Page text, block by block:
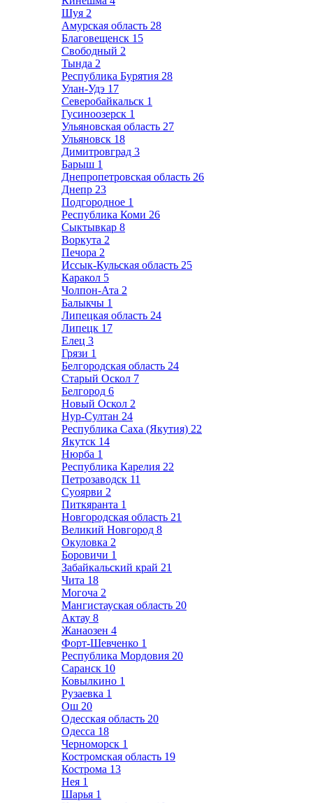
Шуя 2
Амурская область 28
Благовещенск 15
Свободный 2
Тында 2
Республика Бурятия 28
Улан-Удэ 17
Северобайкальск 1
Гусиноозерск 1
Ульяновская область 27
Ульяновск 18
Димитровград 3
Барыш 1
Днепропетровская область 26
Днепр 23
Подгородное 1
Республика Коми 26
Сыктывкар 8
Воркута 2
Печора 2
Иссык-Кульская область 25
Каракол 5
Чолпон-Ата 2
Балыкчы 1
Липецкая область 24
Липецк 17
Елец 3
Грязи 1
Белгородская область 24
Старый Оскол 7
Белгород 6
Новый Оскол 2
Нур-Султан 24
Республика Саха (Якутия) 22
Якутск 14
Нюрба 1
Республика Карелия 22
Петрозаводск 11
Суоярви 2
Питкяранта 1
Новгородская область 21
Великий Новгород 8
Окуловка 2
Боровичи 1
Забайкальский край 21
Чита 18
Могоча 2
Мангистауская область 20
Актау 8
Жанаозен 4
Форт-Шевченко 1
Республика Мордовия 20
Саранск 10
Ковылкино 1
Рузаевка 1
Ош 20
Одесская область 20
Одесса 18
Черноморск 1
Костромская область 19
Кострома 13
Нея 1
Шарья 1